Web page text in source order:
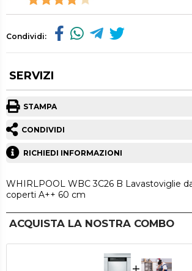
Condividi:
SERVIZI
STAMPA
CONDIVIDI
RICHIEDI INFORMAZIONI
WHIRLPOOL WBC 3C26 B Lavastoviglie
coperti A++ 60 cm
ACQUISTA LA NOSTRA COMBO